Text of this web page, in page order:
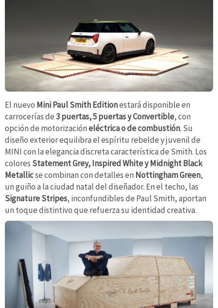
El nuevo Mini Paul Smith Editionestará disponible en
carrocerías de3 puertas, 5 puertas y Convertible, con
opción de motorizacióneléctrica o de combustión. Su
diseño exterior equilibra el espíritu rebelde y juvenil de
MINI con la elegancia discreta característica de Smith. Los
colores Statement Grey, Inspired White y Midnight Black
Metallicse combinan con detalles en Nottingham Green,
un guiño a la ciudad natal del diseñador. En el techo, las
Signature Stripes, inconfundibles de Paul Smith, aportan
un toque distintivo que refuerza su identidad creativa.